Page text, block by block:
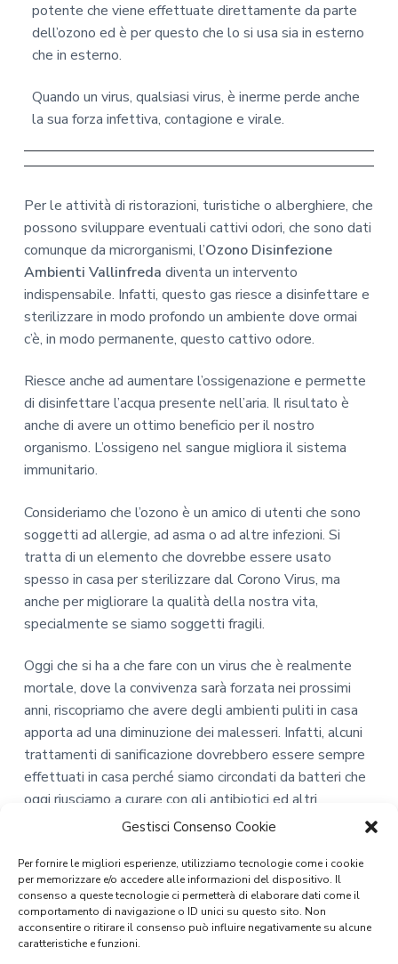
Gestisci Consenso Cookie
Per fornire le migliori esperienze, utilizziamo tecnologie come i cookie
per memorizzare e/o accedere alle informazioni del dispositivo. Il
consenso a queste tecnologie ci permetterà di elaborare dati come il
comportamento di navigazione o ID unici su questo sito. Non
acconsentire o ritirare il consenso può influire negativamente su alcune
caratteristiche e funzioni.
potente che viene effettuate direttamente da parte
dell’ozono ed è per questo che lo si usa sia in esterno
che in esterno.
Quando un virus, qualsiasi virus, è inerme perde anche
la sua forza infettiva, contagione e virale.
Per le attività di ristorazioni, turistiche o alberghiere, che
possono sviluppare eventuali cattivi odori, che sono dati
comunque da microrganismi, l’Ozono Disinfezione
Ambienti Vallinfreda diventa un intervento
indispensabile. Infatti, questo gas riesce a disinfettare e
sterilizzare in modo profondo un ambiente dove ormai
c’è, in modo permanente, questo cattivo odore.
Riesce anche ad aumentare l’ossigenazione e permette
di disinfettare l’acqua presente nell’aria. Il risultato è
anche di avere un ottimo beneficio per il nostro
organismo. L’ossigeno nel sangue migliora il sistema
immunitario.
Consideriamo che l’ozono è un amico di utenti che sono
soggetti ad allergie, ad asma o ad altre infezioni. Si
tratta di un elemento che dovrebbe essere usato
spesso in casa per sterilizzare dal Corono Virus, ma
anche per migliorare la qualità della nostra vita,
specialmente se siamo soggetti fragili.
Oggi che si ha a che fare con un virus che è realmente
mortale, dove la convivenza sarà forzata nei prossimi
anni, riscopriamo che avere degli ambienti puliti in casa
apporta ad una diminuzione dei malesseri. Infatti, alcuni
trattamenti di sanificazione dovrebbero essere sempre
effettuati in casa perché siamo circondati da batteri che
oggi riusciamo a curare con gli antibiotici ed altri
medicinali, ma in passato anche una semplice influenza o